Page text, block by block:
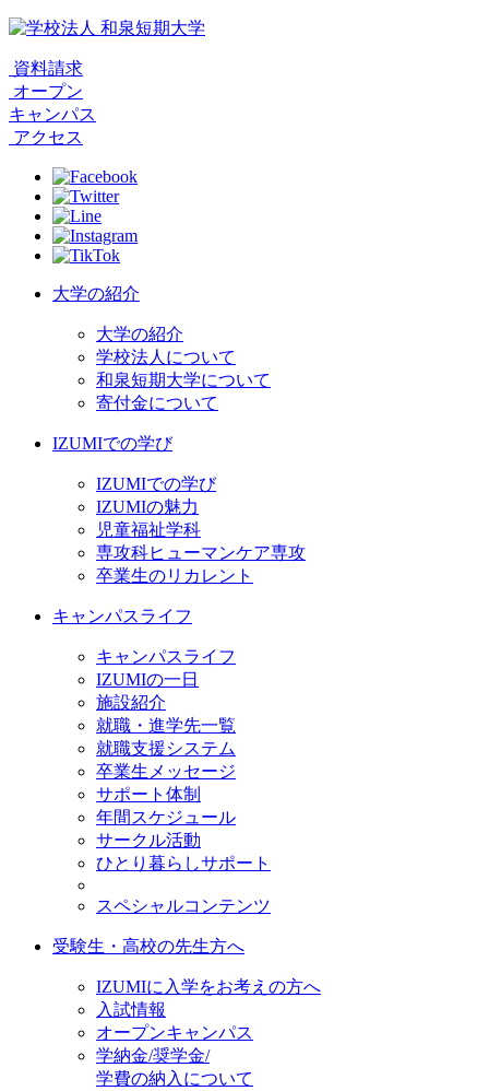
資料請求
オープン
キャンパス
アクセス
大学の紹介
大学の紹介
学校法人について
和泉短期大学について
寄付金について
IZUMIでの学び
IZUMIでの学び
IZUMIの魅力
児童福祉学科
専攻科ヒューマンケア専攻
卒業生のリカレント
キャンパスライフ
キャンパスライフ
IZUMIの一日
施設紹介
就職・進学先一覧
就職支援システム
卒業生メッセージ
サポート体制
年間スケジュール
サークル活動
ひとり暮らしサポート
スペシャルコンテンツ
受験生・高校の先生方へ
IZUMIに入学をお考えの方へ
入試情報
オープンキャンパス
学納金/奨学金/
学費の納入について